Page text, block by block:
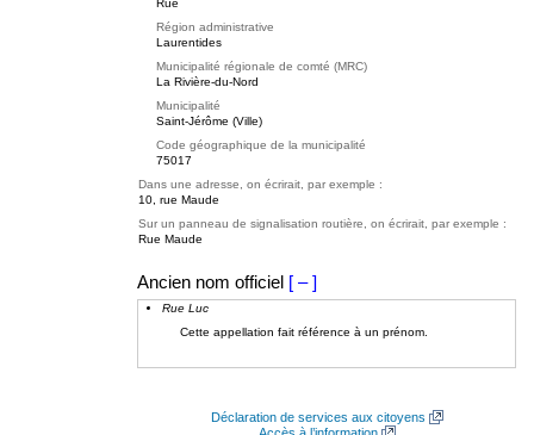
Rue
Région administrative
Laurentides
Municipalité régionale de comté (MRC)
La Rivière-du-Nord
Municipalité
Saint-Jérôme (Ville)
Code géographique de la municipalité
75017
Dans une adresse, on écrirait, par exemple :
10, rue Maude
Sur un panneau de signalisation routière, on écrirait, par exemple :
Rue Maude
Ancien nom officiel [ – ]
Rue Luc
Cette appellation fait référence à un prénom.
Déclaration de services aux citoyens